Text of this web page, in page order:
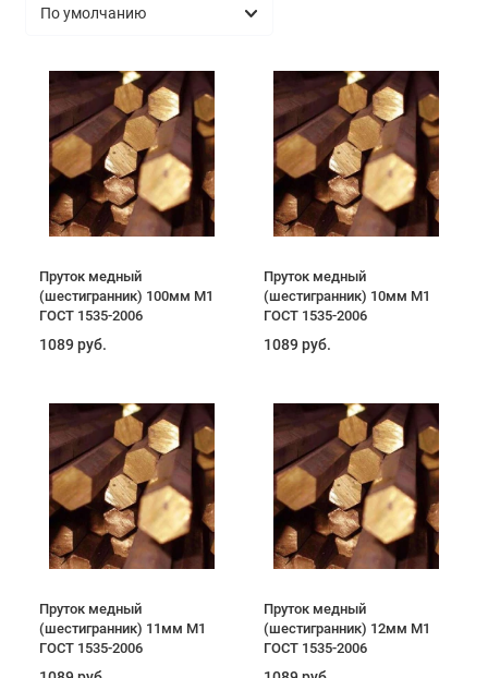
Пруток медный
(шестигранник) 100мм М1
ГОСТ 1535-2006
1089 руб.
Пруток медный
(шестигранник) 10мм М1
ГОСТ 1535-2006
1089 руб.
Пруток медный
(шестигранник) 11мм М1
ГОСТ 1535-2006
Пруток медный
(шестигранник) 12мм М1
ГОСТ 1535-2006